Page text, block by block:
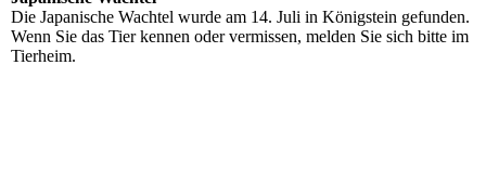
Die Japanische Wachtel wurde am 14. Juli in Königstein gefunden.
Wenn Sie das Tier kennen oder vermissen, melden Sie sich bitte im
Tierheim.